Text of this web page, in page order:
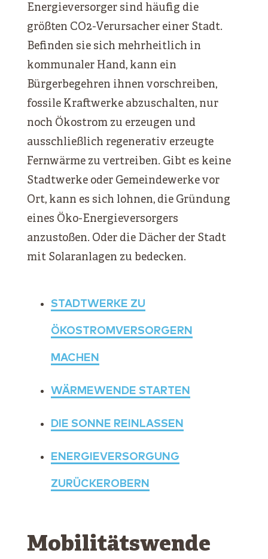
Energieversorger sind häufig die
größten CO2-Verursacher einer Stadt.
Befinden sie sich mehrheitlich in
kommunaler Hand, kann ein
Bürgerbegehren ihnen vorschreiben,
fossile Kraftwerke abzuschalten, nur
noch Ökostrom zu erzeugen und
ausschließlich regenerativ erzeugte
Fernwärme zu vertreiben. Gibt es keine
Stadtwerke oder Gemeindewerke vor
Ort, kann es sich lohnen, die Gründung
eines Öko-Energieversorgers
anzustoßen. Oder die Dächer der Stadt
mit Solaranlagen zu bedecken.
STADTWERKE ZU
ÖKOSTROMVERSORGERN
MACHEN
WÄRMEWENDE STARTEN
DIE SONNE REINLASSEN
ENERGIEVERSORGUNG
ZURÜCKEROBERN
Mobilitätswende